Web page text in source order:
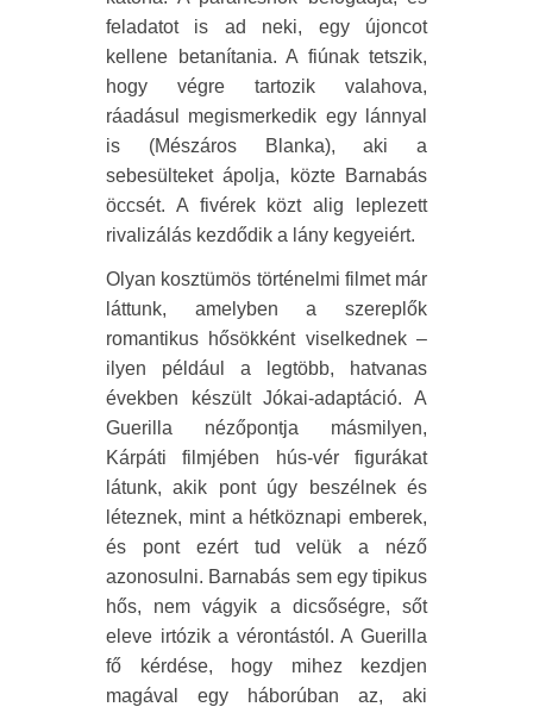
feladatot is ad neki, egy újoncot
kellene betanítania. A fiúnak tetszik,
hogy végre tartozik valahova,
ráadásul megismerkedik egy lánnyal
is (Mészáros Blanka), aki a
sebesülteket ápolja, közte Barnabás
öccsét. A fivérek közt alig leplezett
rivalizálás kezdődik a lány kegyeiért.
Olyan kosztümös történelmi filmet már
láttunk, amelyben a szereplők
romantikus hősökként viselkednek –
ilyen például a legtöbb, hatvanas
években készült Jókai-adaptáció. A
Guerilla nézőpontja másmilyen,
Kárpáti filmjében hús-vér figurákat
látunk, akik pont úgy beszélnek és
léteznek, mint a hétköznapi emberek,
és pont ezért tud velük a néző
azonosulni. Barnabás sem egy tipikus
hős, nem vágyik a dicsőségre, sőt
eleve irtózik a vérontástól. A Guerilla
fő kérdése, hogy mihez kezdjen
magával egy háborúban az, aki